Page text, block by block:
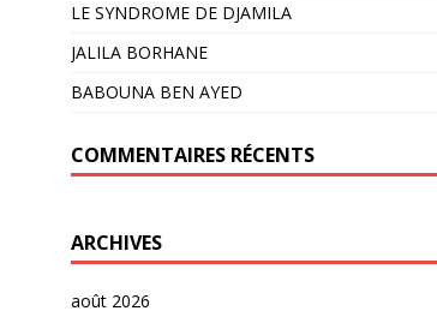
LE SYNDROME DE DJAMILA
JALILA BORHANE
BABOUNA BEN AYED
COMMENTAIRES RÉCENTS
ARCHIVES
août 2026